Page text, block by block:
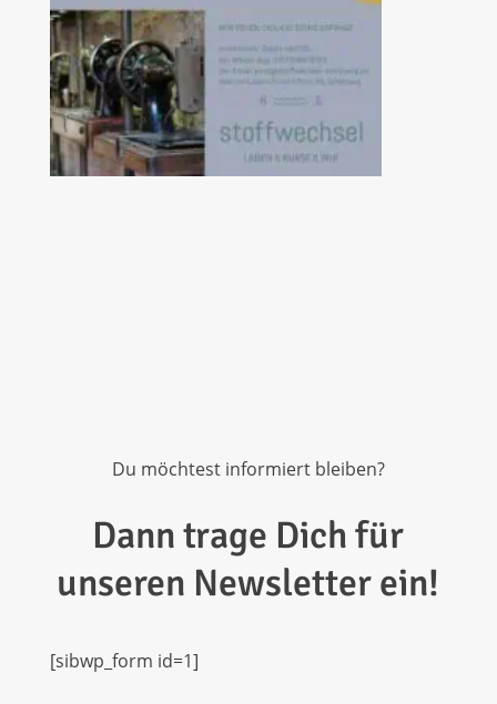
Du möchtest informiert bleiben?
Dann trage Dich für
unseren Newsletter ein!
[sibwp_form id=1]